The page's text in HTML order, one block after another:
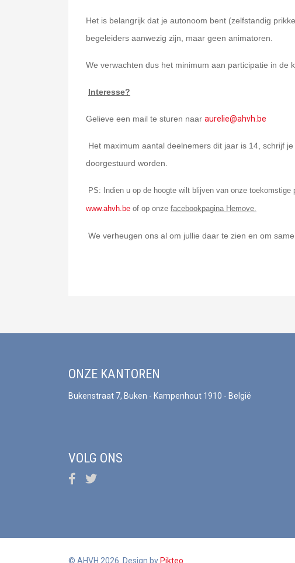
Het is belangrijk dat je autonoom bent (zelfstandig
begeleiders aanwezig zijn, maar geen animatoren.
We verwachten dus het minimum aan participatie in de
Interesse?
Gelieve een mail te sturen naar aurelie@ahvh.be
Het maximum aantal deelnemers dit jaar is 14, schrijf
doorgestuurd worden.
PS: Indien u op de hoogte wilt blijven van onze
www.ahvh.be of op onze facebookpagina Hemove.
We verheugen ons al om jullie daar te zien en om
ONZE KANTOREN
Bukenstraat 7, Buken - Kampenhout 1910 - België
VOLG ONS
© AHVH 2026. Design by Pikteo